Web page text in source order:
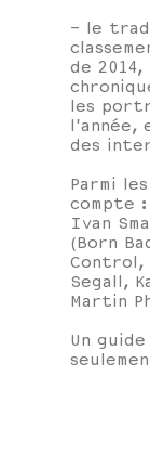
- le
de
les
l'année,
des
Parmi
compte :
Ivan
(Born
Control,
Segall,
Martin
Un